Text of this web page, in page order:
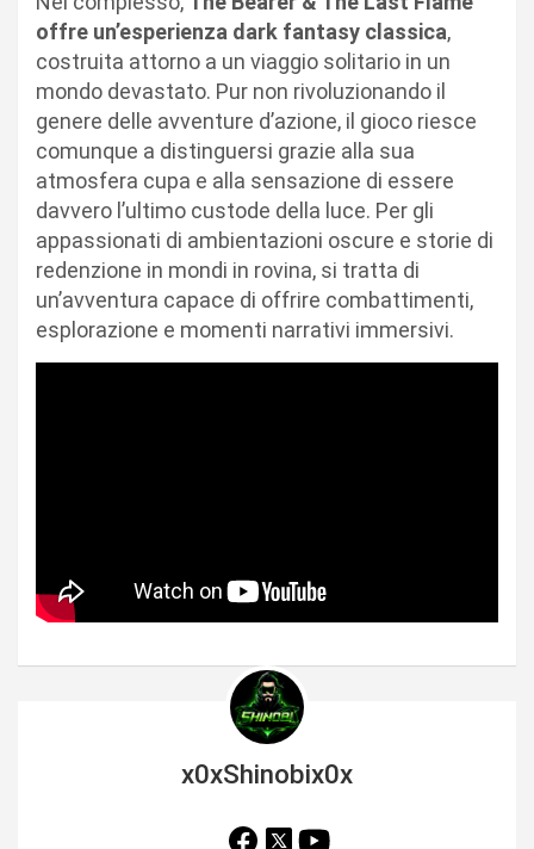
offre un’esperienza dark fantasy classica,
costruita attorno a un viaggio solitario in un
mondo devastato. Pur non rivoluzionando il
genere delle avventure d’azione, il gioco riesce
comunque a distinguersi grazie alla sua
atmosfera cupa e alla sensazione di essere
davvero l’ultimo custode della luce. Per gli
appassionati di ambientazioni oscure e storie di
redenzione in mondi in rovina, si tratta di
un’avventura capace di offrire combattimenti,
esplorazione e momenti narrativi immersivi.
x0xShinobix0x